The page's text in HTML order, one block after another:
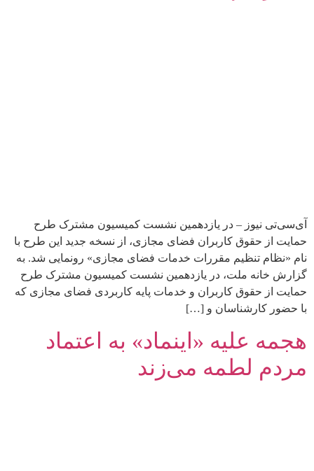
آی‌سی‌تی نیوز – در یازدهمین نشست کمیسیون مشترک طرح
حمایت از حقوق کاربران فضای مجازی، از نسخه جدید این طرح با
نام «نظام تنظیم مقررات خدمات فضای مجازی» رونمایی شد. به
گزارش خانه ملت، در یازدهمین نشست کمیسیون مشترک طرح
حمایت از حقوق کاربران و خدمات پایه کاربردی فضای مجازی که
با حضور کارشناسان و […]
هجمه‌ علیه «اینماد» به اعتماد
مردم لطمه می‌زند